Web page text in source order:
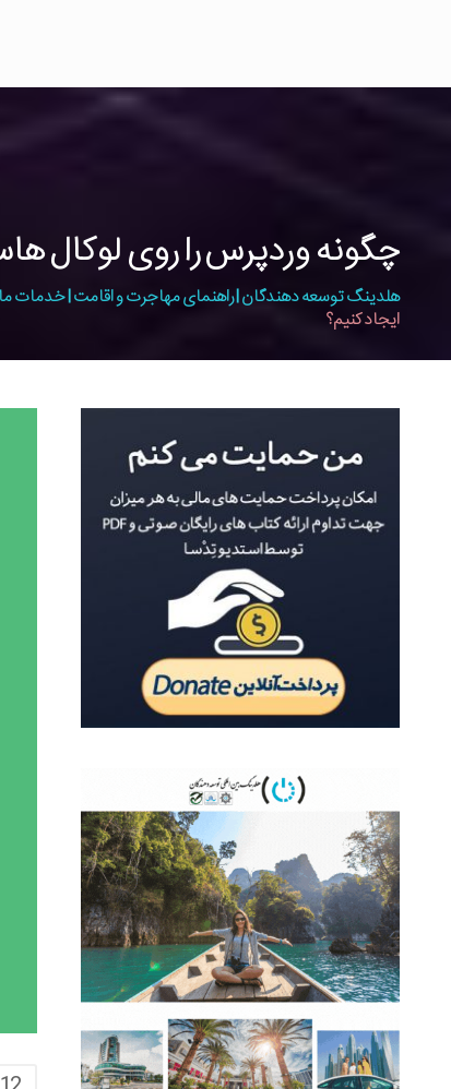
چگونه وردپرس را روی
هلدینگ توسعه دهندگان | راهنمای مهاجرت و اقامت | خدمات
ایجاد کنیم؟